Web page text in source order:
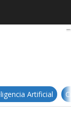
Artificial